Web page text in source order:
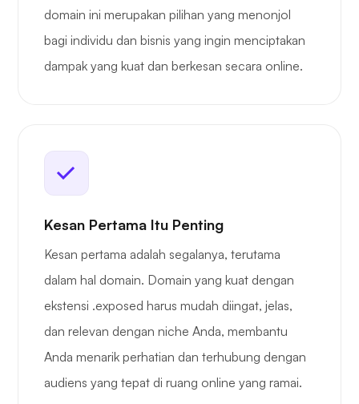
domain ini merupakan pilihan yang menonjol
bagi individu dan bisnis yang ingin menciptakan
dampak yang kuat dan berkesan secara online.
Kesan Pertama Itu Penting
Kesan pertama adalah segalanya, terutama
dalam hal domain. Domain yang kuat dengan
ekstensi .exposed harus mudah diingat, jelas,
dan relevan dengan niche Anda, membantu
Anda menarik perhatian dan terhubung dengan
audiens yang tepat di ruang online yang ramai.